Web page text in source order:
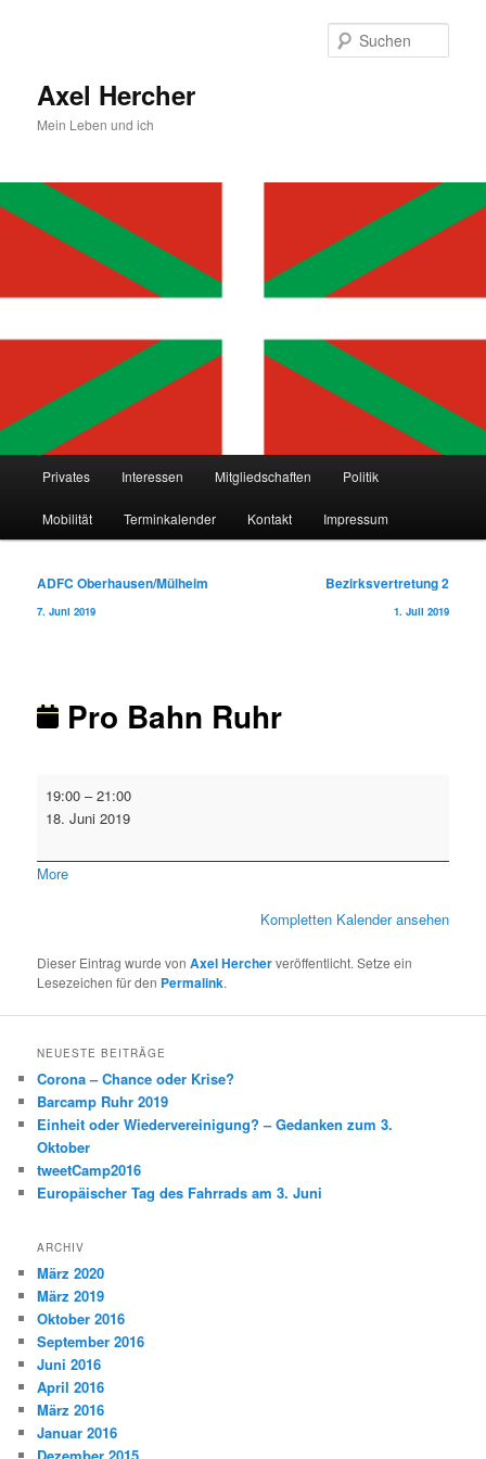
Axel Hercher
Mein Leben und ich
Privates Interessen Mitgliedschaften Politik
Mobilität Terminkalender Kontakt Impressum
Beitragsnavigation
ADFC Oberhausen/Mülheim
7. Juni 2019
Bezirksvertretung 2
1. Juli 2019
Pro Bahn Ruhr
Bahn
Ruhr
19:00 –21:00
18. Juni 2019
Moreabout
Kompletten Kalender ansehen
Dieser Eintrag wurde vonAxel Hercherveröffentlicht. Setze ein
Lesezeichen für den Permalink.
NEUESTE BEITRÄGE
Corona – Chance oder Krise?
Barcamp Ruhr 2019
Einheit oder Wiedervereinigung? – Gedanken zum 3.
Oktober
tweetCamp2016
Europäischer Tag des Fahrrads am 3. Juni
ARCHIV
März 2020
März 2019
Oktober 2016
September 2016
Juni 2016
April 2016
März 2016
Januar 2016